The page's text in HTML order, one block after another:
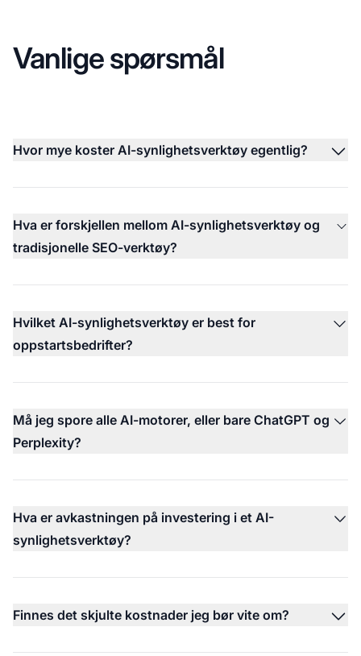
Vanlige spørsmål
Hvor mye koster AI-synlighetsverktøy egentlig?
Hva er forskjellen mellom AI-synlighetsverktøy og
tradisjonelle SEO-verktøy?
Hvilket AI-synlighetsverktøy er best for
oppstartsbedrifter?
Må jeg spore alle AI-motorer, eller bare ChatGPT og
Perplexity?
Hva er avkastningen på investering i et AI-
synlighetsverktøy?
Finnes det skjulte kostnader jeg bør vite om?